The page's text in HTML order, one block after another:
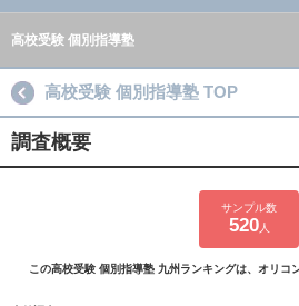
高校受験 個別指導塾
高校受験 個別指導塾 TOP
調査概要
サンプル数
520人
この高校受験 個別指導塾 九州ランキングは、オリコ